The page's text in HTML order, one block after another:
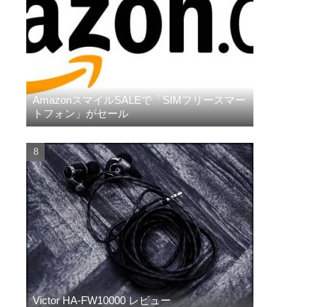
AmazonスマイルSALEで「SIMフリースマー
トフォン」がセール
Victor HA-FW10000 レビュー